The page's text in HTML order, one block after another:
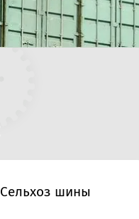
Сельхоз шины